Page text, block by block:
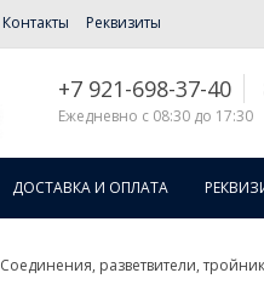
Контакты Реквизиты
+7 921-698-37-40
Ежедневно с 08:30 до 17:30
ДОСТАВКА И ОПЛАТА
Соединения, разветвители,